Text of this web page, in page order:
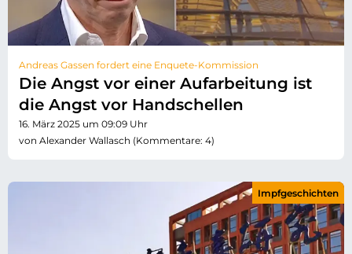
Andreas Gassen fordert eine Enquete-Kommission
Die Angst vor einer Aufarbeitung ist
die Angst vor Handschellen
16. März 2025 um 09:09 Uhr
von Alexander Wallasch (Kommentare: 4)
Impfgeschichten